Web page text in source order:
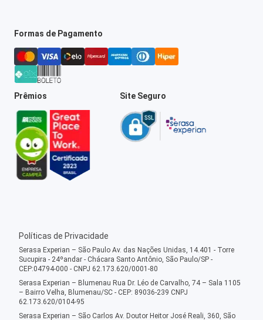
Formas de Pagamento
Prêmios Site Seguro
Políticas de Privacidade
Serasa Experian – São Paulo Av. das Nações Unidas, 14.401 - Torre
Sucupira - 24ºandar - Chácara Santo Antônio, São Paulo/SP -
CEP:04794-000 - CNPJ 62.173.620/0001-80
Serasa Experian – Blumenau Rua Dr. Léo de Carvalho, 74 – Sala 1105
– Bairro Velha, Blumenau/SC - CEP: 89036-239 CNPJ
62.173.620/0104-95
Serasa Experian – São Carlos Av. Doutor Heitor José Reali, 360, São